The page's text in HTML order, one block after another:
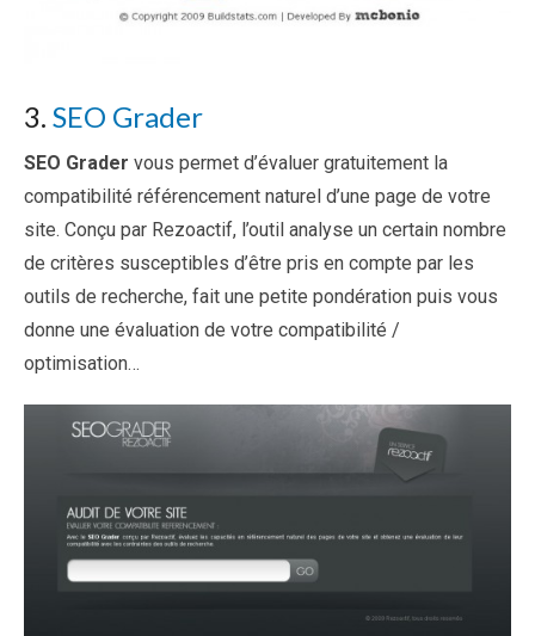
3. SEO Grader
SEO Grader vous permet d’évaluer gratuitement la
compatibilité référencement naturel d’une page de votre
site. Conçu par Rezoactif, l’outil analyse un certain nombre
de critères susceptibles d’être pris en compte par les
outils de recherche, fait une petite pondération puis vous
donne une évaluation de votre compatibilité /
optimisation…